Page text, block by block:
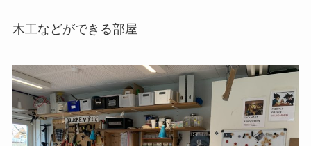
木工などができる部屋